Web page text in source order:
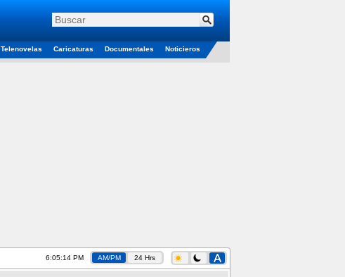
Telenovelas Caricaturas Documentales Noticieros
6:05:15 PM AM/PM 24 Hrs